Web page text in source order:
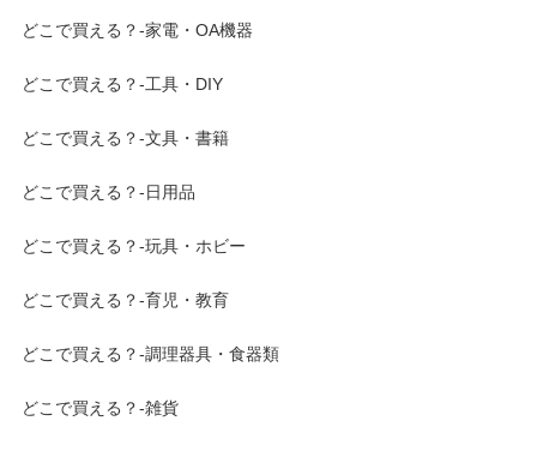
どこで買える？-家電・OA機器
どこで買える？-工具・DIY
どこで買える？-文具・書籍
どこで買える？-日用品
どこで買える？-玩具・ホビー
どこで買える？-育児・教育
どこで買える？-調理器具・食器類
どこで買える？-雑貨